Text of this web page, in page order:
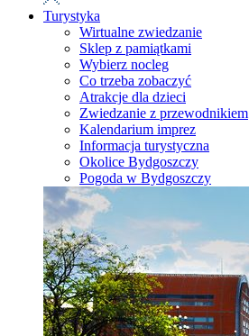
Turystyka
Wirtualne zwiedzanie
Sklep z pamiątkami
Wybierz nocleg
Co trzeba zobaczyć
Atrakcje dla dzieci
Zwiedzanie z przewodnikiem
Kalendarium imprez
Informacja turystyczna
Okolice Bydgoszczy
Pogoda w Bydgoszczy